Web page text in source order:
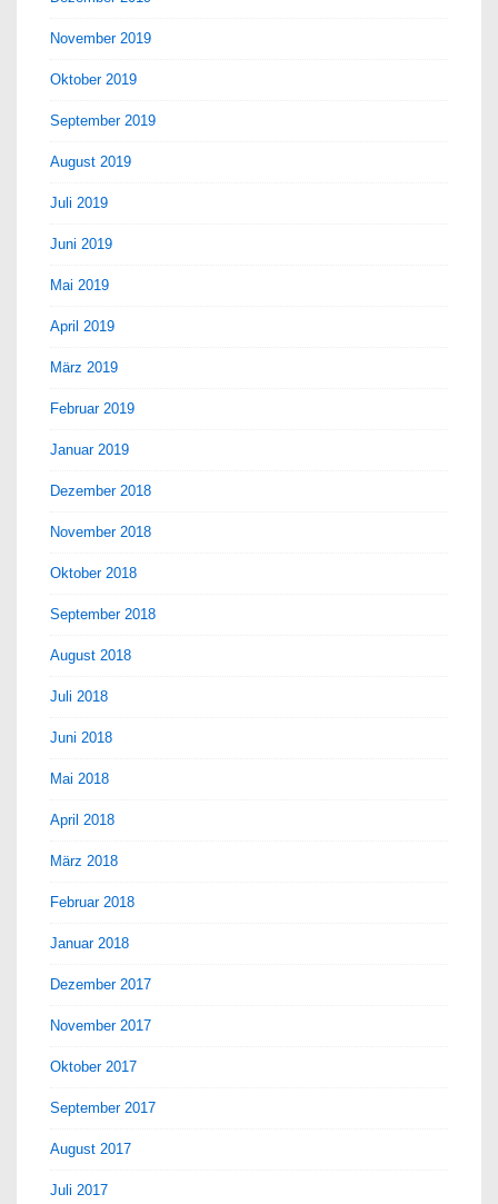
November 2019
Oktober 2019
September 2019
August 2019
Juli 2019
Juni 2019
Mai 2019
April 2019
März 2019
Februar 2019
Januar 2019
Dezember 2018
November 2018
Oktober 2018
September 2018
August 2018
Juli 2018
Juni 2018
Mai 2018
April 2018
März 2018
Februar 2018
Januar 2018
Dezember 2017
November 2017
Oktober 2017
September 2017
August 2017
Juli 2017